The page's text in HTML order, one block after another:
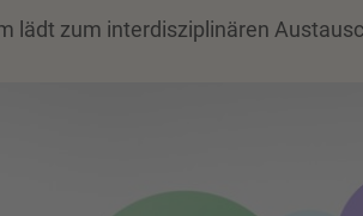
lädt zum interdisziplinären